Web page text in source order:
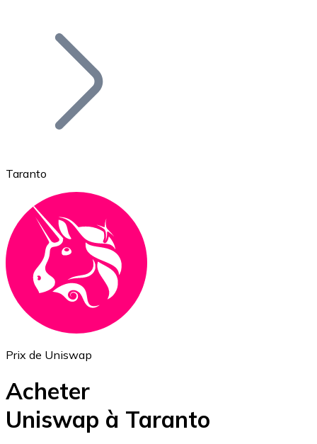
Bitcoin
Ethereum
ETH
Taranto
Prix de Uniswap
Acheter
Uniswap à Taranto